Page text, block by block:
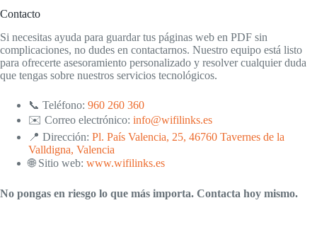
Contacto
Si necesitas ayuda para guardar tus páginas web en PDF sin
complicaciones, no dudes en contactarnos. Nuestro equipo está listo
para ofrecerte asesoramiento personalizado y resolver cualquier duda
que tengas sobre nuestros servicios tecnológicos.
📞 Teléfono: 960 260 360
✉️ Correo electrónico: info@wifilinks.es
📍 Dirección: Pl. País Valencia, 25, 46760 Tavernes de la
Valldigna, Valencia
🌐 Sitio web: www.wifilinks.es
No pongas en riesgo lo que más importa. Contacta hoy mismo.